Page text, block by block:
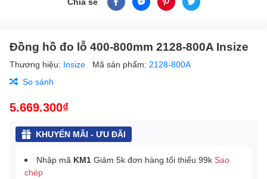
Đồng hồ đo lỗ 400-800mm 2128-800A Insize
Thương hiệu: Insize Mã sản phẩm: 2128-800A
So sánh
5.669.300₫
KHUYẾN MÃI - ƯU ĐÃI
Nhập mã KM1 Giảm 5k đơn hàng tối thiểu 99k Sao
chép